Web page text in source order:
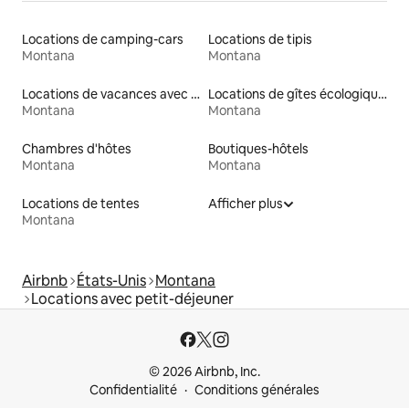
Locations de camping-cars
Montana
Locations de tipis
Montana
Locations de vacances avec piscine
Montana
Locations de gîtes écologiques
Montana
Chambres d'hôtes
Montana
Boutiques-hôtels
Montana
Locations de tentes
Montana
Afficher plus
Airbnb États-Unis Montana
Locations avec petit-déjeuner
© 2026 Airbnb, Inc.
Confidentialité
Conditions générales